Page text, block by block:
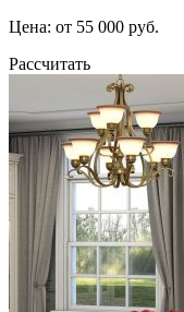
Цена: от 55 000 руб.
Рассчитать